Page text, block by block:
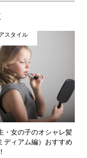
スタイル
・女の子のオシャレ髪
ディアム編）おすすめ